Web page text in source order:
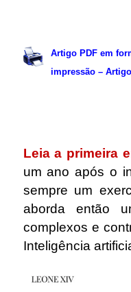
Artigo PDF em
impressão –
Leia a primeira
um ano após o
sempre um
aborda então
complexos e
Inteligência